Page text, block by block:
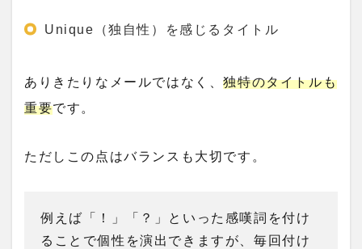
Unique（独自性）を感じるタイトル
ありきたりなメールではなく、独特のタイトルも
重要です。
ただしこの点はバランスも大切です。
例えば「！」「？」といった感嘆詞を付け
ることで個性を演出できますが、毎回付け